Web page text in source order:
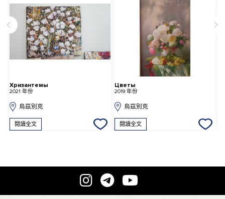
Хризантемы
2021 年份
烏茲別克
閱讀全文
Цветы
2019 年份
烏茲別克
閱讀全文